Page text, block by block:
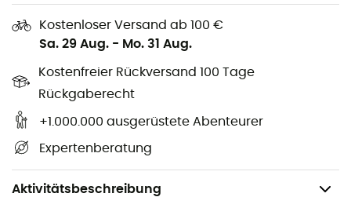
Kostenloser Versand ab 100 €
Sa. 29 Aug. - Mo. 31 Aug.
Kostenfreier Rückversand 100 Tage
Rückgaberecht
+1.000.000 ausgerüstete Abenteurer
Expertenberatung
Aktivitätsbeschreibung
Maße: 22 x 15 x 6 cm,
Volumen: 2 L,
Gewicht: 65 g.
Verwendete Technologie:
Deuter-Taffeta-Nylon
Gewebe aus 190 Fäden für die Deuter-Regenhüllen. Es ist
leicht und hat kleine Packmaße. Die PU-Beschichtung
sorgt für eine hervorragende Wasserbeständigkeit.